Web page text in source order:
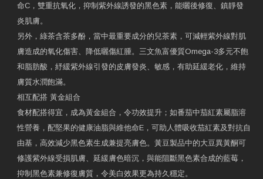
命C，雙重抗氧化，抑制紫外線誘發的黑色素，能曬後修復、鎮靜發
炎肌膚。
另外，綠茶含茶多酚，當中最重要成分的兒茶素，可減輕紫外線對肌
膚造成的氧化傷害、降低曬傷紅腫。三文魚富優質Omega-3多元不飽
和脂肪酸，紓緩紫外線引發的皮膚發炎、敏感，有助延緩老化，維持
膚質水潤飽滿。
相互配搭 黃金組合
食材配搭得宜，成為黃金組合，令功效提升；如番茄中茄紅素屬脂溶
性營養，配堅果的健康油脂與維他命E，可助人體吸收茄紅素及對抗自
由基，高效減少黑色素生成兼提亮膚色。黃豆製品中的大豆異黃酮可
修護紫外線受損肌膚、延緩膚色暗沉，與能阻斷黑色素合成的藍莓，
抑制黑色素兼修復膚質，令美白效果更為持久穩定。